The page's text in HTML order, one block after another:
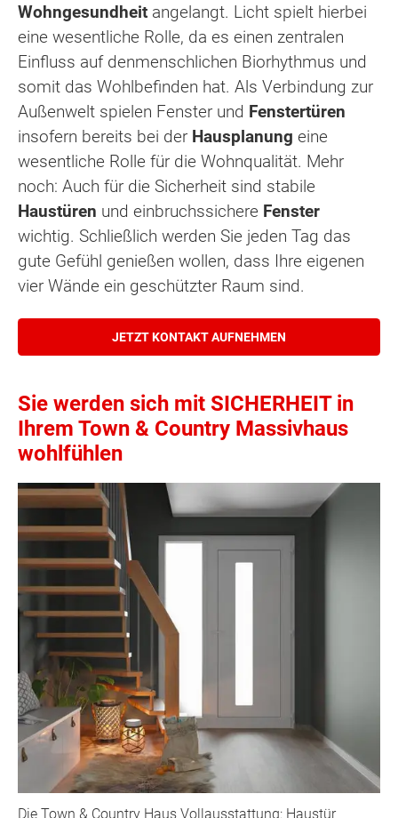
Wohngesundheit angelangt. Licht spielt hierbei
eine wesentliche Rolle, da es einen zentralen
Einfluss auf denmenschlichen Biorhythmus und
somit das Wohlbefinden hat. Als Verbindung zur
Außenwelt spielen Fenster und Fenstertüren
insofern bereits bei der Hausplanung eine
wesentliche Rolle für die Wohnqualität. Mehr
noch: Auch für die Sicherheit sind stabile
Haustüren und einbruchssichere Fenster
wichtig. Schließlich werden Sie jeden Tag das
gute Gefühl genießen wollen, dass Ihre eigenen
vier Wände ein geschützter Raum sind.
JETZT KONTAKT AUFNEHMEN
Sie werden sich mit SICHERHEIT in
Ihrem Town & Country Massivhaus
wohlfühlen
Die Town & Country Haus Vollausstattung: Haustür